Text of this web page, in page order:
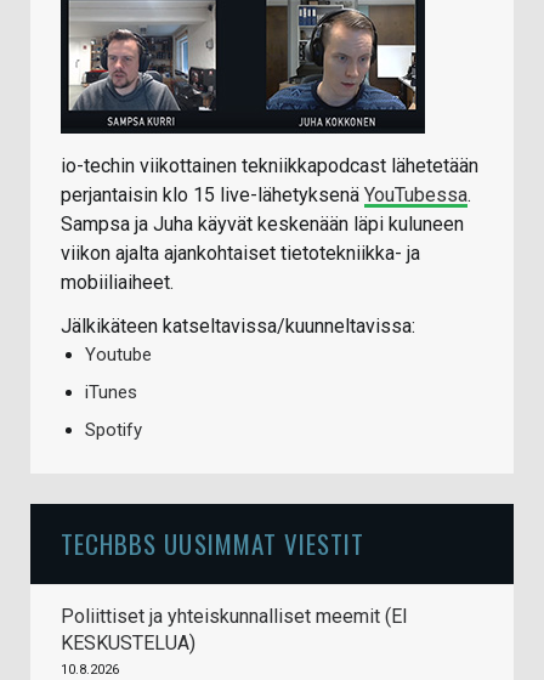
io-techin viikottainen tekniikkapodcast lähetetään
perjantaisin klo 15 live-lähetyksenä YouTubessa.
Sampsa ja Juha käyvät keskenään läpi kuluneen
viikon ajalta ajankohtaiset tietotekniikka- ja
mobiiliaiheet.
Jälkikäteen katseltavissa/kuunneltavissa:
Youtube
iTunes
Spotify
TECHBBS UUSIMMAT VIESTIT
Poliittiset ja yhteiskunnalliset meemit (EI
KESKUSTELUA)
10.8.2026